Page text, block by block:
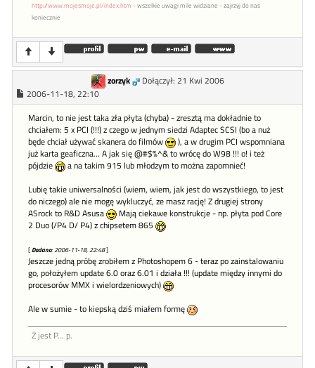
http://www.mojesmoje.pl/index.htm - wszelkie uwagi mile widziane - zajrzyj do nas
koniecznie
zorzyk
Dołączył: 21 Kwi 2006
2006-11-18, 22:10
Marcin, to nie jest taka zła płyta (chyba) - zresztą ma dokładnie to
chciałem: 5 x PCI (!!!) z czego w jednym siedzi Adaptec SCSI (bo a nuż
będe chciał używać skanera do filmów
), a w drugim PCI wspomniana
już karta geaficzna... A jak się @#$%^& to wrócę do W98 !!! o! i też
pójdzie
a na takim 915 lub młodzym to można zapomnieć!
Lubię takie uniwersalności (wiem, wiem, jak jest do wszystkiego, to jest
do niczego) ale nie mogę wykluczyć, ze masz rację! Z drugiej strony
ASrock to R&D Asusa
Mają ciekawe konstrukcje - np. płyta pod Core
2 Duo (/P4 D/ P4) z chipsetem 865
[Dodano: 2006-11-18, 22:48]
Jeszcze jedną próbę zrobiłem z Photoshopem 6 - teraz po zainstalowaniu
go, położyłem update 6.0 oraz 6.01 i działa !!! (update między innymi do
procesorów MMX i wielordzeniowych)
Ale w sumie - to kiepską dziś miałem formę
Ż jest P... p.